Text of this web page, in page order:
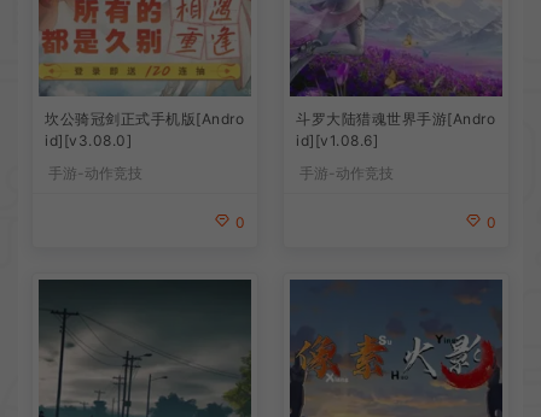
坎公骑冠剑正式手机版[Andro
id][v3.08.0]
手游-动作竞技
0
斗罗大陆猎魂世界手游[Andro
id][v1.08.6]
手游-动作竞技
0